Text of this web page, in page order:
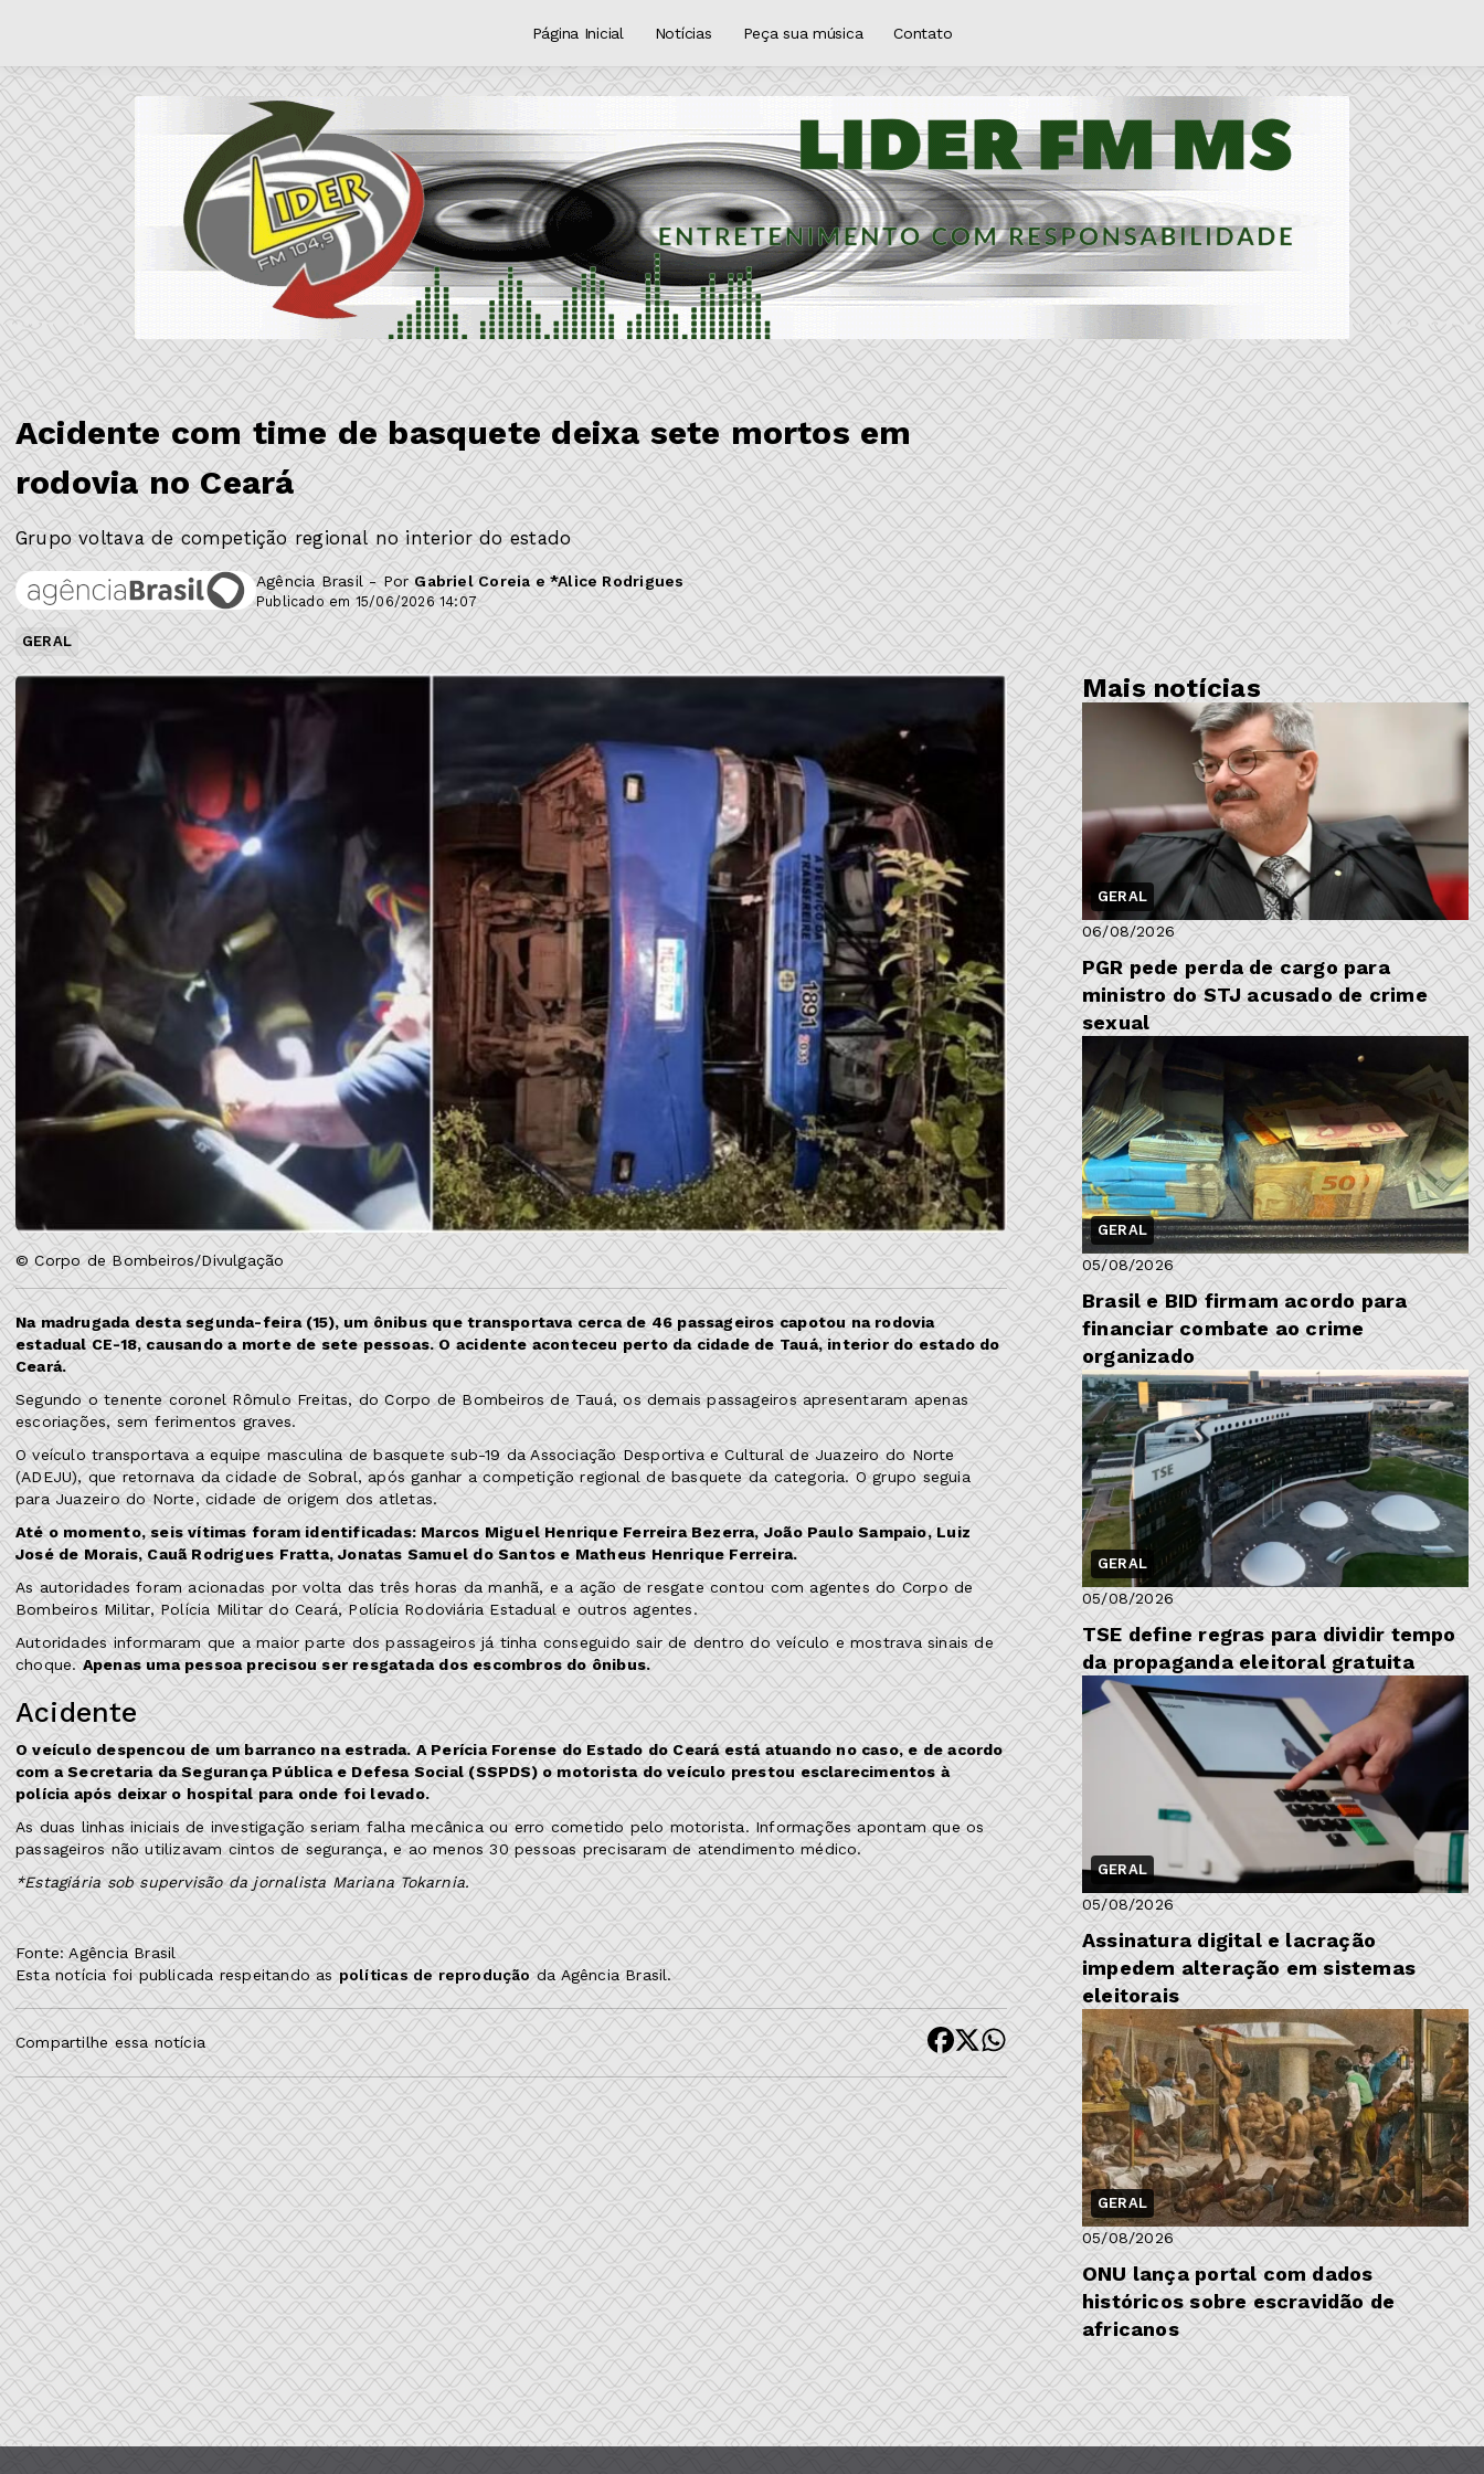
Página Inicial Notícias Peça sua música Contato
Acidente com time de basquete deixa sete mortos em
rodovia no Ceará
Grupo voltava de competição regional no interior do estado
Agência Brasil - Por Gabriel Coreia e *Alice Rodrigues
Publicado em 15/06/2026 14:07
GERAL
© Corpo de Bombeiros/Divulgação
Na madrugada desta segunda-feira (15), um ônibus que transportava cerca de 46 passageiros capotou na rodovia
estadual CE-18, causando a morte de sete pessoas. O acidente aconteceu perto da cidade de Tauá, interior do estado do
Ceará.
Segundo o tenente coronel Rômulo Freitas, do Corpo de Bombeiros de Tauá, os demais passageiros apresentaram apenas
escoriações, sem ferimentos graves.
O veículo transportava a equipe masculina de basquete sub-19 da Associação Desportiva e Cultural de Juazeiro do Norte
(ADEJU), que retornava da cidade de Sobral, após ganhar a competição regional de basquete da categoria. O grupo seguia
para Juazeiro do Norte, cidade de origem dos atletas.
Até o momento, seis vítimas foram identificadas: Marcos Miguel Henrique Ferreira Bezerra, João Paulo Sampaio, Luiz
José de Morais, Cauã Rodrigues Fratta, Jonatas Samuel do Santos e Matheus Henrique Ferreira.
As autoridades foram acionadas por volta das três horas da manhã, e a ação de resgate contou com agentes do Corpo de
Bombeiros Militar, Polícia Militar do Ceará, Polícia Rodoviária Estadual e outros agentes.
Autoridades informaram que a maior parte dos passageiros já tinha conseguido sair de dentro do veículo e mostrava sinais de
choque.Apenas uma pessoa precisou ser resgatada dos escombros do ônibus.
Acidente
O veículo despencou de um barranco na estrada. A Perícia Forense do Estado do Ceará está atuando no caso, e de acordo
com a Secretaria da Segurança Pública e Defesa Social (SSPDS) o motorista do veículo prestou esclarecimentos à
polícia após deixar o hospital para onde foi levado.
As duas linhas iniciais de investigação seriam falha mecânica ou erro cometido pelo motorista. Informações apontam que os
passageiros não utilizavam cintos de segurança, e ao menos 30 pessoas precisaram de atendimento médico.
*Estagiária sob supervisão da jornalista Mariana Tokarnia.
Fonte: Agência Brasil
Esta notícia foi publicada respeitando as políticas de reprodução da Agência Brasil.
Compartilhe essa notícia
Mais notícias
GERAL
06/08/2026
PGR pede perda de cargo para
ministro do STJ acusado de crime
sexual
GERAL
05/08/2026
Brasil e BID firmam acordo para
financiar combate ao crime
organizado
GERAL
05/08/2026
TSE define regras para dividir tempo
da propaganda eleitoral gratuita
GERAL
05/08/2026
Assinatura digital e lacração
impedem alteração em sistemas
eleitorais
GERAL
05/08/2026
ONU lança portal com dados
históricos sobre escravidão de
africanos